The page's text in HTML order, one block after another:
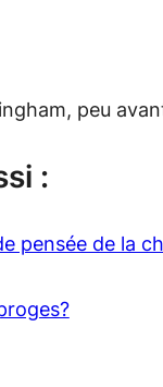
peu
:
pensée de la